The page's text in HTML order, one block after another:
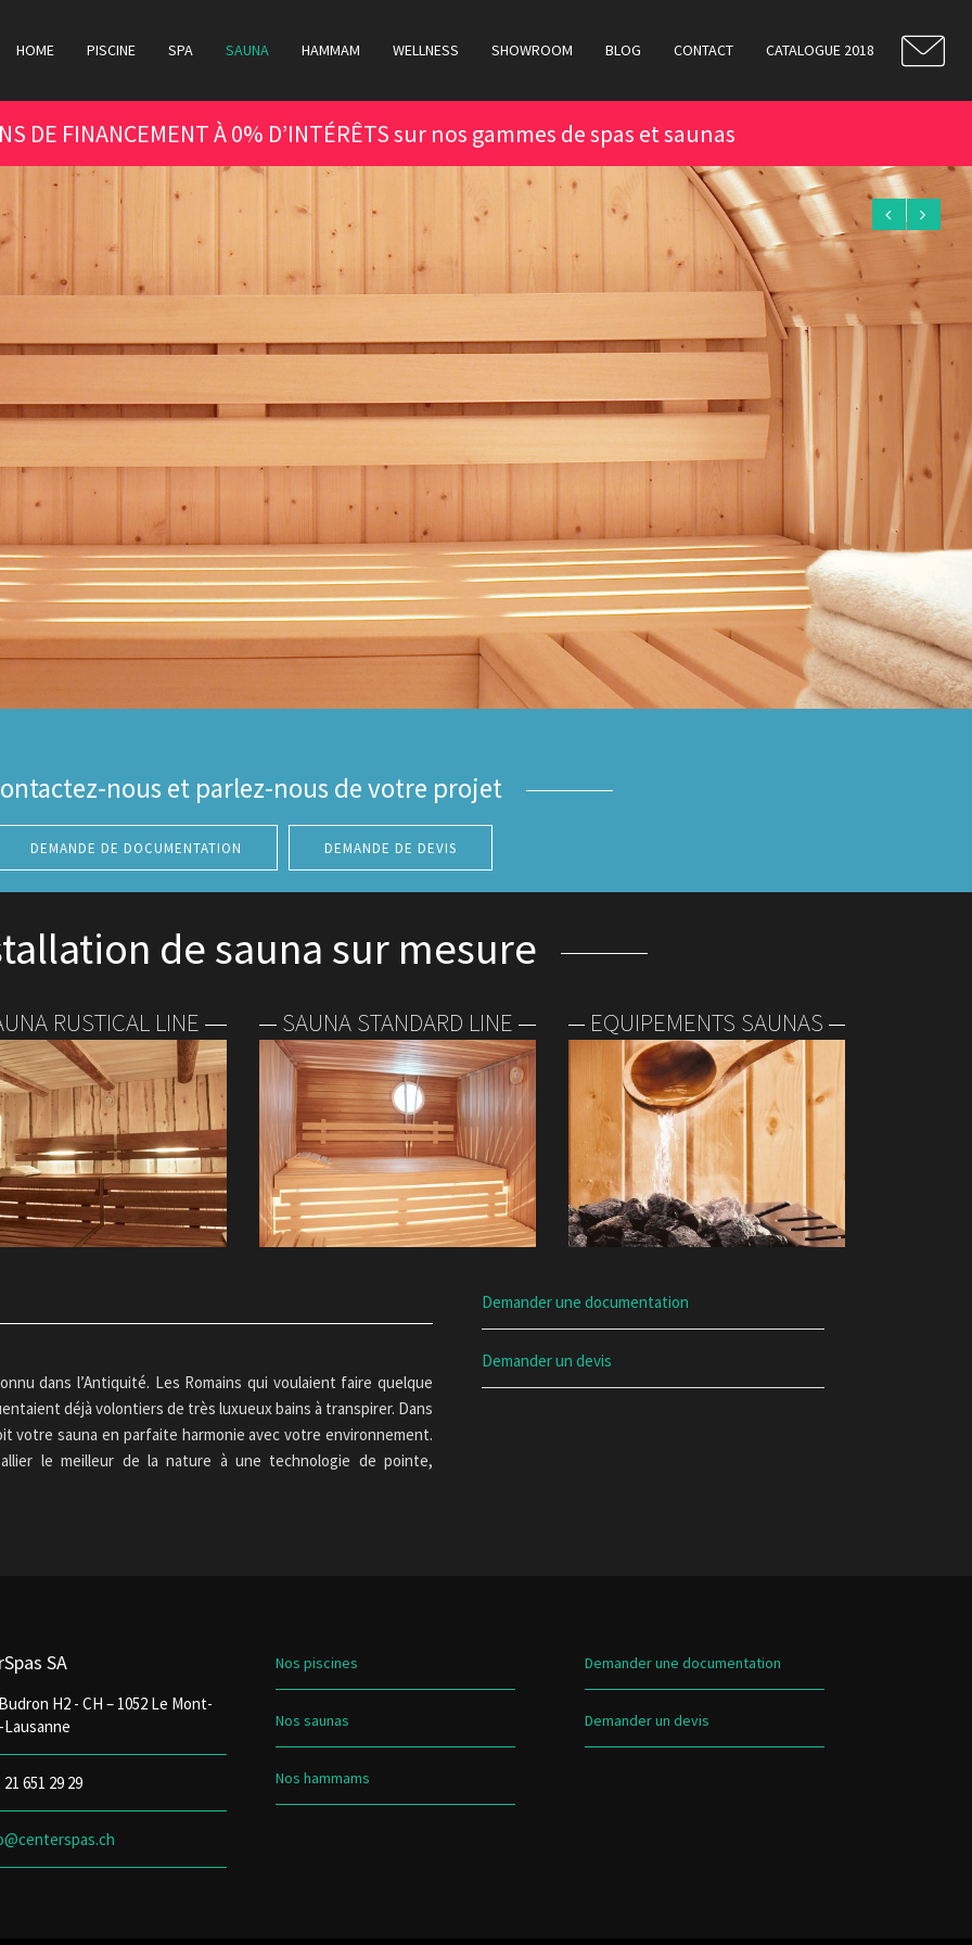
HOME PISCINE SPA SAUNA HAMMAM WELLNESS SHOWROOM BLOG CONTACT CATALOGUE 2018
DE FINANCEMENT À 0% D’INTÉRÊTS sur nos gammes de spas et saunas
nous et parlez-nous de votre projet
DEMANDE DE DOCUMENTATION DEMANDE DE DEVIS
de sauna sur mesure
RUSTICAL LINE SAUNA STANDARD LINE EQUIPEMENTS SAUNAS
dans l’Antiquité. Les Romains qui voulaient faire quelque
déjà volontiers de très luxueux bains à transpirer. Dans
votre sauna en parfaite harmonie avec votre environnement.
le meilleur de la nature à une technologie de pointe,
Demander une documentation
Demander un devis
SA
H2 - CH – 1052 Le Mont-
21 651 29 29
Nos piscines
Nos saunas
Nos hammams
Demander une documentation
Demander un devis